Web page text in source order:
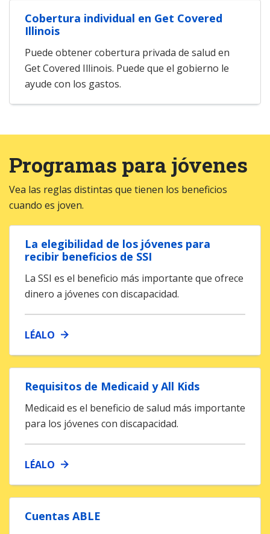
Cobertura individual en Get Covered
Illinois
Puede obtener cobertura privada de salud en
Get Covered Illinois. Puede que el gobierno le
ayude con los gastos.
Programas para jóvenes
Vea las reglas distintas que tienen los beneficios
cuando es joven.
La elegibilidad de los jóvenes para
recibir beneficios de SSI
La SSI es el beneficio más importante que ofrece
dinero a jóvenes con discapacidad.
LÉALO
Requisitos de Medicaid y All Kids
Medicaid es el beneficio de salud más importante
para los jóvenes con discapacidad.
LÉALO
Cuentas ABLE